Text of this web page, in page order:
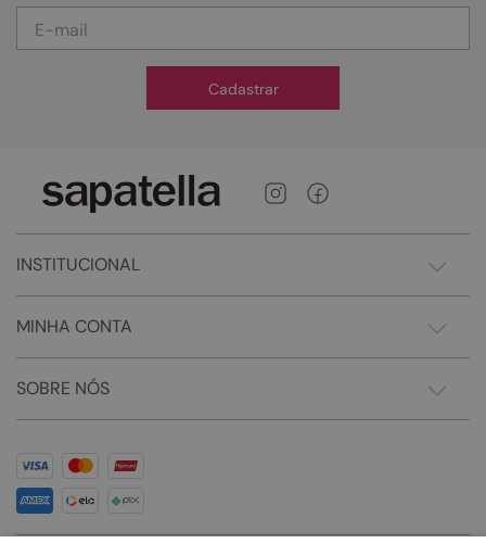
Cadastrar
INSTITUCIONAL
MINHA CONTA
SOBRE NÓS